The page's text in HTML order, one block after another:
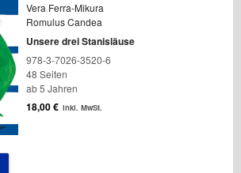
Vera Ferra-Mikura
Romulus Candea
Unsere drei Stanisläuse
978-3-7026-3520-6
48 Seiten
ab 5 Jahren
18,00€ inkl. MwSt.